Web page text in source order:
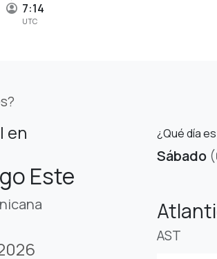
7:14
UTC
en
Este
¿Qué día
Sábado
AST